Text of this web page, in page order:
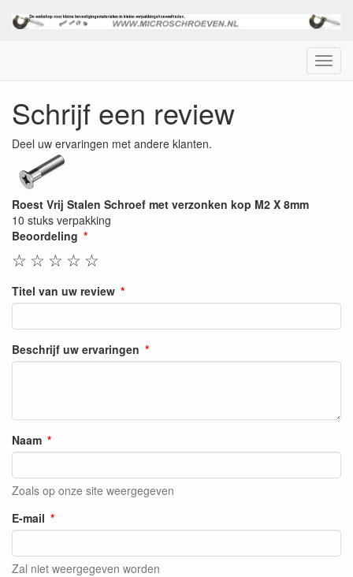
Menu
Schrijf een review
Deel uw ervaringen met andere klanten.
Roest Vrij Stalen Schroef met verzonken kop M2 X 8mm
10 stuks verpakking
Beoordeling
☆
☆
☆
☆
☆
Titel van uw review
Beschrijf uw ervaringen
Naam
Zoals op onze site weergegeven
E-mail
Zal niet weergegeven worden